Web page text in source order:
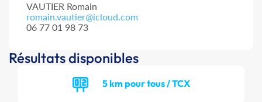
VAUTIER Romain
romain.vautier@icloud.com
06 77 01 98 73
Résultats disponibles
5 km pour tous / TCX